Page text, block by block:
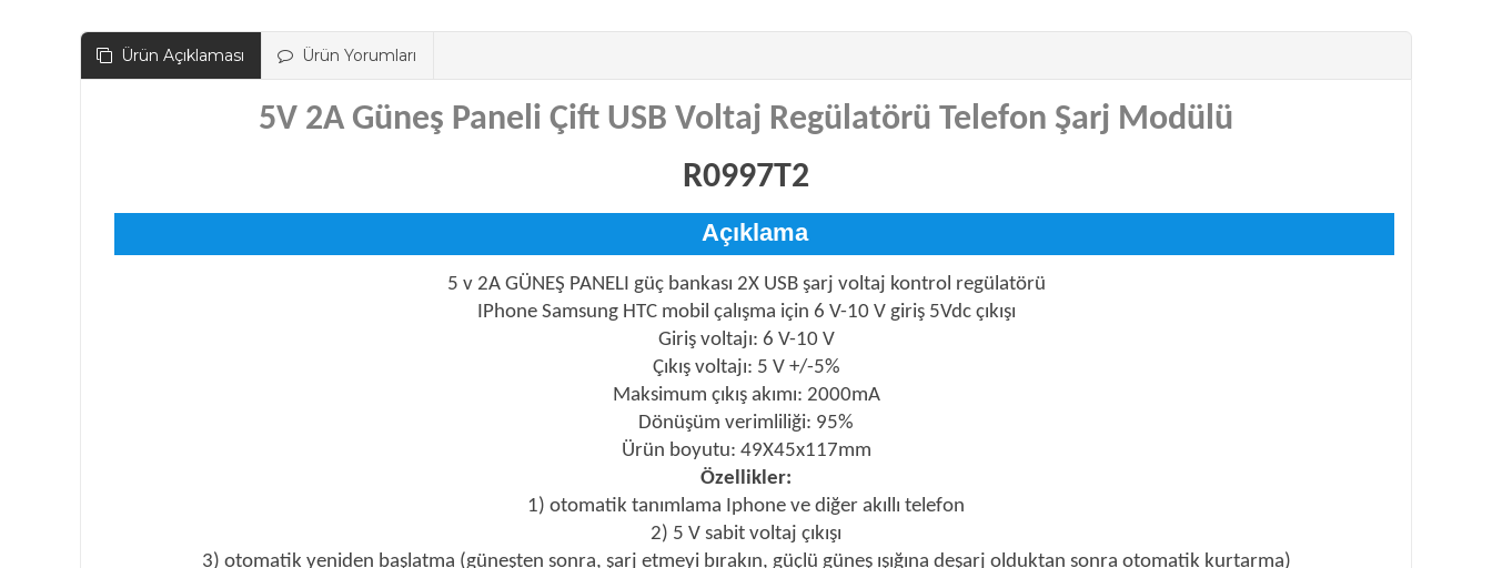
Ürün Açıklaması Ürün Yorumları
5V 2A Güneş Paneli Çift USB Voltaj Regülatörü Telefon Şarj Modülü
R0997T2
Açıklama
5 v 2A GÜNEŞ PANELI güç bankası 2X USB şarj voltaj kontrol regülatörü
IPhone Samsung HTC mobil çalışma için 6 V-10 V giriş 5Vdc çıkışı
Giriş voltajı: 6 V-10 V
Çıkış voltajı: 5 V +/-5%
Maksimum çıkış akımı: 2000mA
Dönüşüm verimliliği: 95%
Ürün boyutu: 49X45x117mm
Özellikler:
1) otomatik tanımlama Iphone ve diğer akıllı telefon
2) 5 V sabit voltaj çıkışı
3) otomatik yeniden başlatma (güneşten sonra, şarj etmeyi bırakın, güçlü güneş ışığına deşarj olduktan sonra otomatik kurtarma)